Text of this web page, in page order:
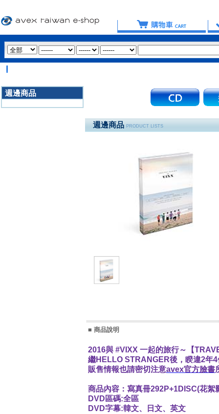
週邊商品
週邊商品 PRODUCT LISTS
■ 商品說明
2016與 #VIXX 一起的旅行～【
繼HELLO STRANGER後，睽違2年
販售情報也請密切注意avex官方臉書
商品內容：寫真冊292P+1DISC(花
DVD區碼:全區
DVD字幕:韓文、日文、英文